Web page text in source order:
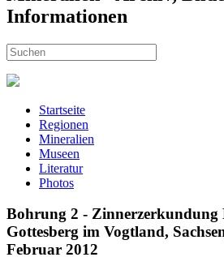
Informationen
Startseite
Regionen
Mineralien
Museen
Literatur
Photos
Bohrung 2 - Zinnerzerkundung
Gottesberg im Vogtland,
Februar 2012